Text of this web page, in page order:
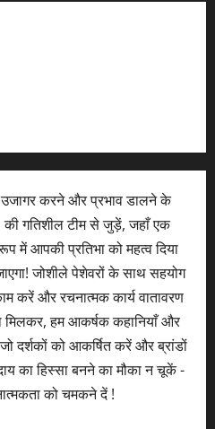
करने और प्रभाव डालने के
गतिशील टीम से जुड़ें, जहाँ एक
में आपकी प्रतिभा को महत्व दिया
जोशीले पेशेवरों के साथ सहयोग
करें और रचनात्मक कार्य वातावरण
हम आकर्षक कहानियाँ और
दर्शकों को आकर्षित करें और ब्रांडों
का हिस्सा बनने का मौका न चूकें -
को चमकने दें !